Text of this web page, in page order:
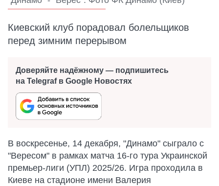
Киевский клуб порадовал болельщиков
перед зимним перерывом
Доверяйте надёжному — подпишитесь
на Telegraf в Google Новостях
В воскресенье, 14 декабря, "Динамо" сыграло с
"Вересом" в рамках матча 16-го тура Украинской
премьер-лиги (УПЛ) 2025/26. Игра проходила в
Киеве на стадионе имени Валерия